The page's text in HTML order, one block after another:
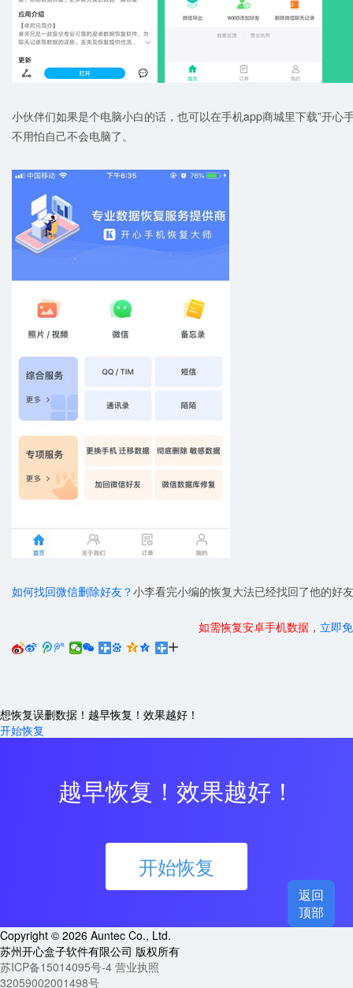
小伙伴们如果是个电脑小白的话，也可以在手机app商城里下载”开心
不用怕自己不会电脑了。
如何找回微信删除好友？小李看完小编的恢复大法已经找回了他的好
如需恢复安卓手机数据， 立即
     
想恢复误删数据！越早恢复！效果越好！
开始恢复
越早恢复！效果越好！
开始恢复
Copyright © 2026 Auntec Co., Ltd.
苏州开心盒子软件有限公司 版权所有
苏ICP备15014095号-4 营业执照
32059002001498号
返回
顶部
